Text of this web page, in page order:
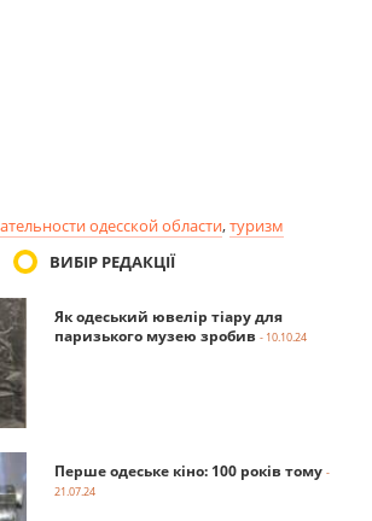
одесской области,туризм
ВИБІР РЕДАКЦІЇ
Як одеський ювелір тіару для
паризького музею зробив - 10.10.24
Перше одеське кіно: 100 років тому -
21.07.24